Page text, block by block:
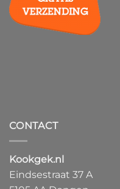
CONTACT
Kookgek.nl
Eindsestraat 37 A